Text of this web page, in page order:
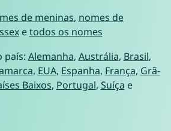
de meninas, nomes de
etodos os nomes
país: Alemanha, Austrália, Brasil,
, EUA, Espanha, França, Grã-
Baixos, Portugal, Suíça e